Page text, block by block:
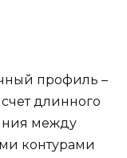
профиль –
длинного
между
контурами